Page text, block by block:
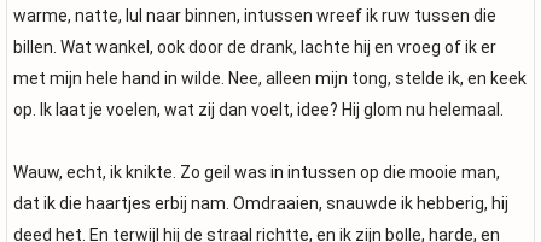
warme, natte, lul naar binnen, intussen wreef ik ruw tussen die
billen. Wat wankel, ook door de drank, lachte hij en vroeg of ik er
met mijn hele hand in wilde. Nee, alleen mijn tong, stelde ik, en keek
op. Ik laat je voelen, wat zij dan voelt, idee? Hij glom nu helemaal.
Wauw, echt, ik knikte. Zo geil was in intussen op die mooie man,
dat ik die haartjes erbij nam. Omdraaien, snauwde ik hebberig, hij
deed het. En terwijl hij de straal richtte, en ik zijn bolle, harde, en